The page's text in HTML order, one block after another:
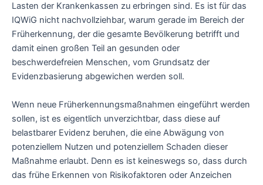
Lasten der Krankenkassen zu erbringen sind. Es ist für das
IQWiG nicht nachvollziehbar, warum gerade im Bereich der
Früherkennung, der die gesamte Bevölkerung betrifft und
damit einen großen Teil an gesunden oder
beschwerdefreien Menschen, vom Grundsatz der
Evidenzbasierung abgewichen werden soll.
Wenn neue Früherkennungsmaßnahmen eingeführt werden
sollen, ist es eigentlich unverzichtbar, dass diese auf
belastbarer Evidenz beruhen, die eine Abwägung von
potenziellem Nutzen und potenziellem Schaden dieser
Maßnahme erlaubt. Denn es ist keineswegs so, dass durch
das frühe Erkennen von Risikofaktoren oder Anzeichen